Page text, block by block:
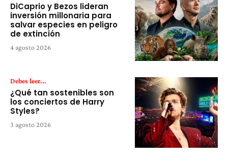
DiCaprio y Bezos lideran
inversión millonaria para
salvar especies en peligro
de extinción
4 agosto 2026
Debes leer...
¿Qué tan sostenibles son
los conciertos de Harry
Styles?
3 agosto 2026